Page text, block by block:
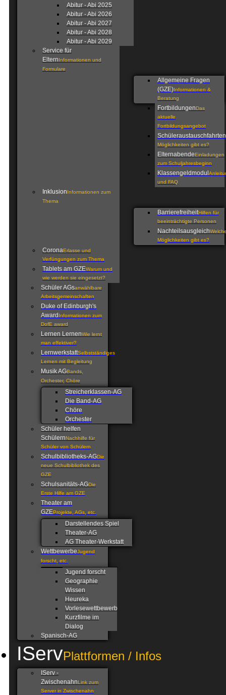
Abitur - Abi 2025
Abitur - Abi 2026
Abitur - Abi 2027
Abitur - Abi 2028
Abitur - Abi 2029
Service für
ElternInformationen und
Formulare
Allgemeine Fragen
(GZE)Informationen &
Beratung
FortbildungenDas
aktuelle
Fortbildungsangebot
Schüleraustauschfahrten
Möglichkeiten gibt es?
ElternabendeEinladungen
zum Schuljahresbeginn
Klassengeldmodul
und FAQ
InklusionInformationen zum
Thema
BarrierefreiheitHilfen für
beeinträchtigte Personen
Nachteilsausgleich
Möglichkeiten gibt es?
CoronaErlasse und
Verfüngungen zum Thema
Tablets am GZEWarum und
wie werden sie eingesetzt?
Schüler AGsanwählbare
Arbeitsgemeinschaften
Duke of Edinburgh's
Award Informationen zum
DofE award
Lernen LernenWie lernt
man effektiver?
LernwerkstattSelbstständiges
Lernen mit Begleitung
Musik AGBands,
Orchester, Chöre
Streicherklassen-AG
Die Band-AG
Chöre
Orchester
Schüler helfen
SchülernNachhilfe für
Schüler von Schülern
Schulbibliotheks-AGDie
neue Schulbibliothek des
GZE
Schulsanitäts-AGDie
Erste Hilfe am GZE
Theater am
GZEProjekte, AGs, etc.
Darstellendes Spiel
Theater-AG
AG Theater-Werkstatt
WettbewerbeJugend
forscht, etc.
Jugend forscht
Geographie
Wissen
Heureka
Vorlesewettbewerb
Kurzfilme im
Dialog
Spanisch-AG
IServPlattformen / Infos
IServ -
ZwischenahnLink zum
Server in Zwischenahn